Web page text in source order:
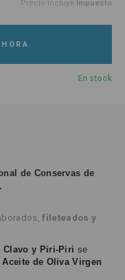
Precio incluye
Impuesto
En stock
de Conservas de
fileteados y
Clavo y Piri-Piri se
Aceite de Oliva Virgen